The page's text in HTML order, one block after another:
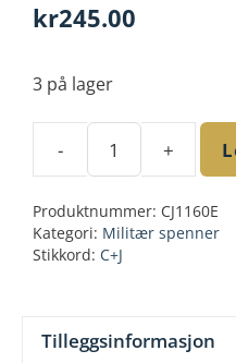
kr245.00
3 på lager
-
F4U
buckle
antall
+
Produktnummer: CJ1160E
Kategori: Militær spenner
Stikkord: C+J
Tilleggsinformasjon